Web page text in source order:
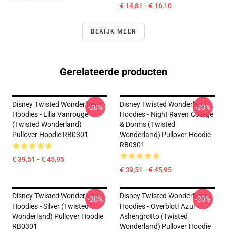
€ 14,81 - € 16,10
BEKIJK MEER
Gerelateerde producten
Disney Twisted Wonderland
Hoodies - Lilia Vanrouge
(Twisted Wonderland)
Pullover Hoodie RB0301
€ 39,51 - € 45,95
-20%
Disney Twisted Wonderland
Hoodies - Night Raven College
& Dorms (Twisted
Wonderland) Pullover Hoodie
RB0301
€ 39,51 - € 45,95
-20%
Disney Twisted Wonderland
Hoodies - Silver (Twisted
Wonderland) Pullover Hoodie
RB0301
-20%
Disney Twisted Wonderland
Hoodies - Overblot! Azul
Ashengrotto (Twisted
Wonderland) Pullover Hoodie
-20%